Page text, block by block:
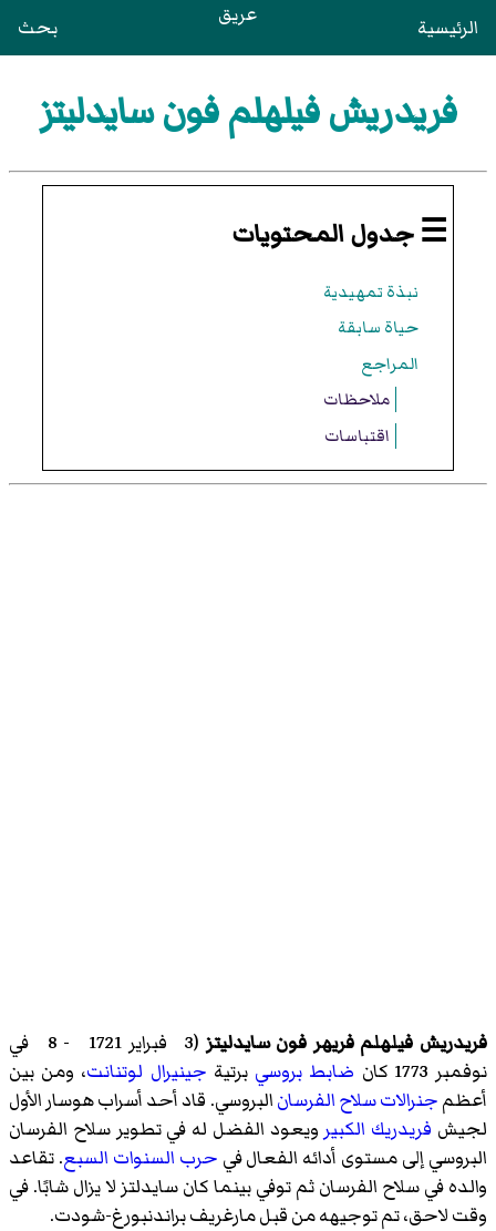
الرئيسية عريق بحث
فريدريش فيلهلم فون سايدليتز
☰ جدول المحتويات
نبذة تمهيدية
حياة سابقة
المراجع
ملاحظات
اقتباسات
فريدريش فيلهلم فريهر فون سايدليتز
(3 فبراير 1721 - 8 في
نوفمبر 1773 كان
ضابط بروسي برتية جينيرال لوتنانت، ومن بين
أعظمجنرالاتسلاح الفرسانالبروسي. قاد أحد أسرابهوسار الأول
لجيش فريدريك الكبير ويعود الفضل له في تطوير سلاح الفرسان
البروسي إلى مستوى أدائه الفعال في حرب السنوات السبع. تقاعد
والده في سلاح الفرسان ثم توفي بينما كان سايدلتز لا يزال شابًا. في
وقت لاحق، تم توجيهه من قبل مارغريفبراندنبورغ-شودت.